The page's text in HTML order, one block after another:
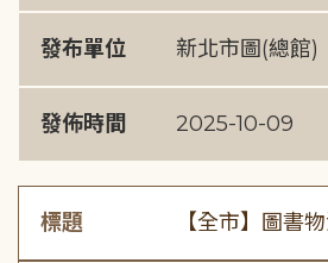
發布單位 新北市圖(總館)
發佈時間 2025-10-09
標題 【全市】圖書